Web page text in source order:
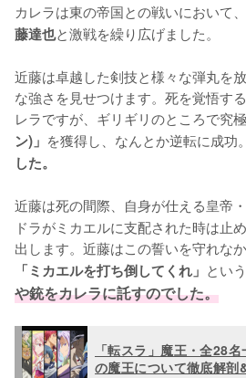
カレラは東の帝国との戦いにおいて
藤達也と激戦を繰り広げました。
近藤は卓越した剣技と様々な弾丸を
な強さを見せつけます。死を覚悟す
レラですが、ギリギリのところで究
ン)」 を獲得し、なんとか逆転に成功。
した。
近藤は死の間際、自身が仕える皇帝・
ドラがミカエルに支配された時は止
出します。近藤はこの誓いを守れな
「ミカエルを打ち倒してくれ」 とい
や銃をカレラに託すのでした。
「転スラ」魔王・全28
の魔王について徹底解剖